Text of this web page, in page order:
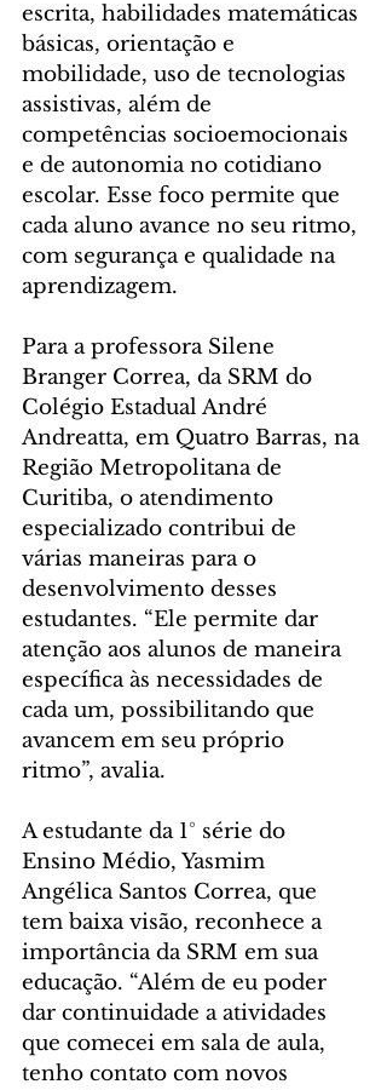
escrita, habilidades matemáticas
básicas, orientação e
mobilidade, uso de tecnologias
assistivas, além de
competências socioemocionais
e de autonomia no cotidiano
escolar. Esse foco permite que
cada aluno avance no seu ritmo,
com segurança e qualidade na
aprendizagem.
Para a professora Silene
Branger Correa, da SRM do
Colégio Estadual André
Andreatta, em Quatro Barras, na
Região Metropolitana de
Curitiba, o atendimento
especializado contribui de
várias maneiras para o
desenvolvimento desses
estudantes. “Ele permite dar
atenção aos alunos de maneira
específica às necessidades de
cada um, possibilitando que
avancem em seu próprio
ritmo”, avalia.
A estudante da 1° série do
Ensino Médio, Yasmim
Angélica Santos Correa, que
tem baixa visão, reconhece a
importância da SRM em sua
educação. “Além de eu poder
dar continuidade a atividades
que comecei em sala de aula,
tenho contato com novos